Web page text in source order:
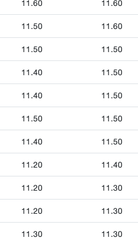
11.50 11.60
11.50 11.50
11.40 11.50
11.40 11.50
11.50 11.50
11.40 11.50
11.20 11.40
11.20 11.30
11.20 11.30
11.30 11.30